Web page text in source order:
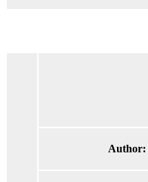
Author: